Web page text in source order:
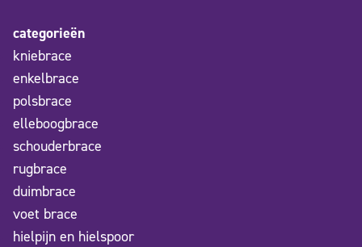
categorieën
kniebrace
enkelbrace
polsbrace
elleboogbrace
schouderbrace
rugbrace
duimbrace
voet brace
hielpijn en hielspoor